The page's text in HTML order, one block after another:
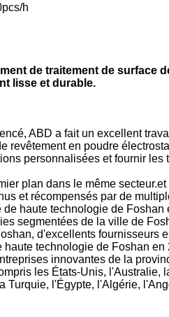
h
de traitement de surface
lisse et durable.
ABD a fait un excellent
en poudre
personnalisées et fournir les
plan dans le même
et récompensés par de
haute technologie de
segmentées de la ville de
d'excellents fournisseurs
technologie de Foshan
innovantes de la
les États-Unis,
Turquie, l'Égypte, l'Algérie,